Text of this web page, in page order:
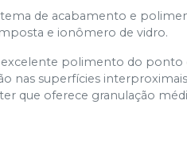
de acabamento e
e ionômero de vidro.
polimento do
nas superfícies
que oferece granulação